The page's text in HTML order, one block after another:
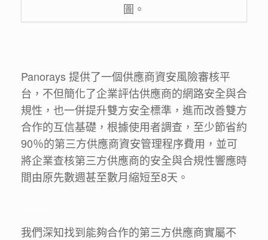
圖。
Panorays 提供了一個供應商資安風險審核平
台，不但簡化了企業評估供應商的網路安全與合
規性，也一併提升雙方安全標準，進而改善雙方
合作的互信基礎，根據使用者調查，至少節省約
90％的第三方供應商資安管理程序費用，並可
將企業查核第三方供應商的安全與合規性響應時
間由原先數週甚至數月縮短至8天。
我們深知找到能夠合作的第三方供應商實屬不